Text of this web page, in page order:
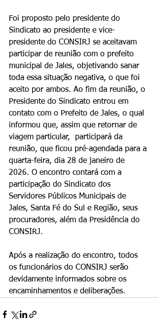
Foi proposto pelo presidente do
Sindicato ao presidente e vice-
presidente do CONSIRJ se aceitavam
participar de reunião com o prefeito
municipal de Jales, objetivando sanar
toda essa situação negativa, o que foi
aceito por ambos. Ao fim da reunião, o
Presidente do Sindicato entrou em
contato com o Prefeito de Jales, o qual
informou que, assim que retornar de
viagem particular,  participará da
reunião, que ficou pré-agendada para a
quarta-feira, dia 28 de janeiro de
2026. O encontro contará com a
participação do Sindicato dos
Servidores Públicos Municipais de
Jales, Santa Fé do Sul e Região, seus
procuradores, além da Presidência do
CONSIRJ.
Após a realização do encontro, todos
os funcionários do CONSIRJ serão
devidamente informados sobre os
encaminhamentos e deliberações.